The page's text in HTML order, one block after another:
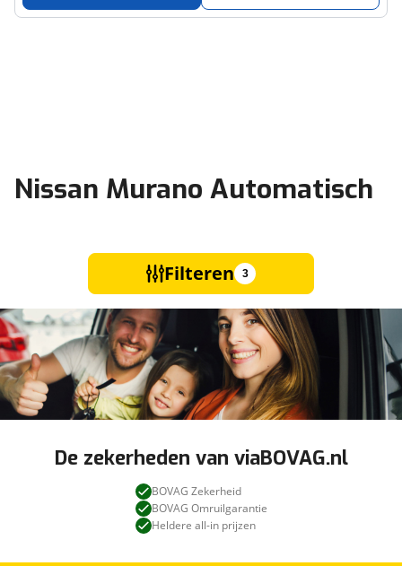
Nissan Murano Automatisch
Filteren 3
De zekerheden van viaBOVAG.nl
BOVAG Zekerheid
BOVAG Omruilgarantie
Heldere all-in prijzen